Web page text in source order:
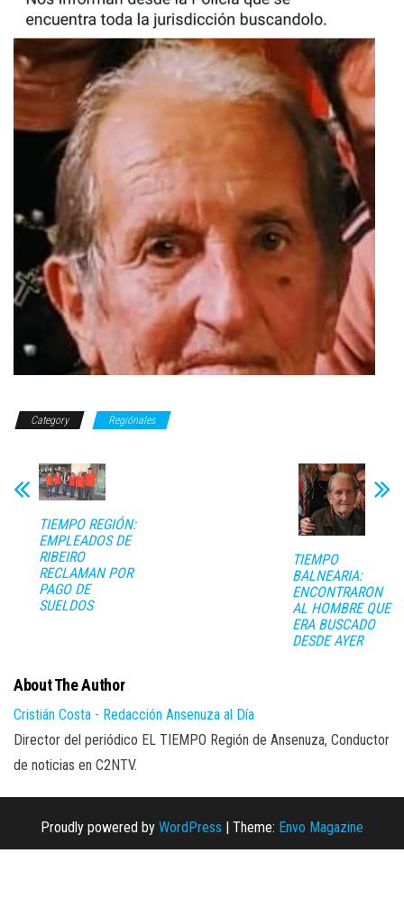
Category Regiónales
TIEMPO REGIÓN:
EMPLEADOS DE
RIBEIRO
RECLAMAN POR
PAGO DE
SUELDOS
TIEMPO
BALNEARIA:
ENCONTRARON
AL HOMBRE QUE
ERA BUSCADO
DESDE AYER
About The Author
Cristián Costa - Redacción Ansenuza al Día
Director del periódico EL TIEMPO Región de Ansenuza, Conductor
de noticias en C2NTV.
Proudly powered by WordPress | Theme: Envo Magazine